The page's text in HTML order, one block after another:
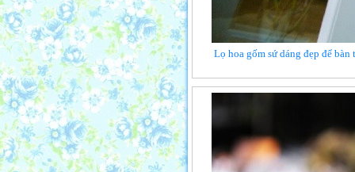
Lọ hoa gốm sứ dáng đẹp để